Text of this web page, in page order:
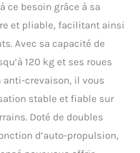
ce besoin grâce à sa
et pliable, facilitant ainsi
Avec sa capacité de
120 kg et ses roues
anti-crevaison, il vous
stable et fiable sur
Doté de doubles
d’auto-propulsion,